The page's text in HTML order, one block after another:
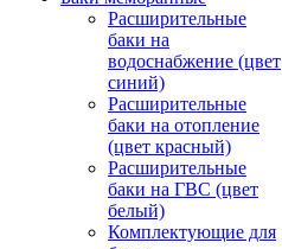
Расширительные
баки на
водоснабжение (цвет
синий)
Расширительные
баки на отопление
(цвет красный)
Расширительные
баки на ГВС (цвет
белый)
Комплектующие для